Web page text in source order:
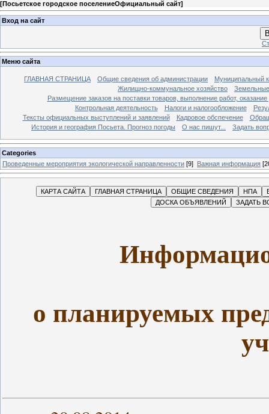
[Посьетское городское поселениеОфициальный сайт]
Вход на сайт
Меню сайта
ГЛАВНАЯ СТРАНИЦА Общие сведения об администрации
Муниципальный
Жилищно-коммунальное хозяйство
Размещение заказов на поставки товаров, выполнение работ,
Контрольная деятельность
Налоги и налогообложение
Тексты официальных выступлений и заявлений
Кадровое обспечение
История и география Посьета. Прогноз погоды
О нас пишут... Задать
Categories
Проведенные мероприятия экологической направленности [9] Важная информация
о планируемых